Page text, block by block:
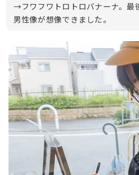
→フワフワトロトロバナーナ。最
男性像が想像できました。